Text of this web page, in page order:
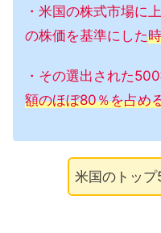
・米国の株式市場に
の株価を基準にした
・その選出された
額のほぼ80％を占め
米国のトップ